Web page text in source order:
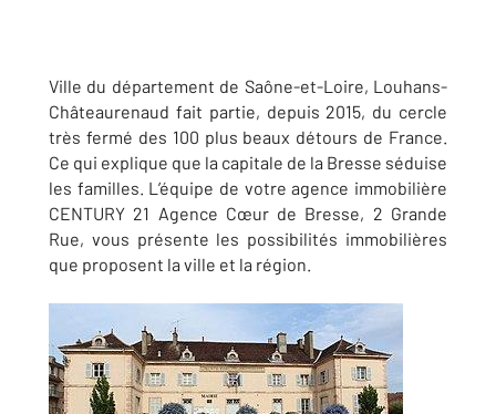
Ville du département de Saône-et-Loire, Louhans-
Châteaurenaud fait partie, depuis 2015, du cercle
très fermé des 100 plus beaux détours de France.
Ce qui explique que la capitale de la Bresse séduise
les familles. L’équipe de votre agence immobilière
CENTURY 21 Agence Cœur de Bresse, 2 Grande
Rue, vous présente les possibilités immobilières
que proposent la ville et la région.